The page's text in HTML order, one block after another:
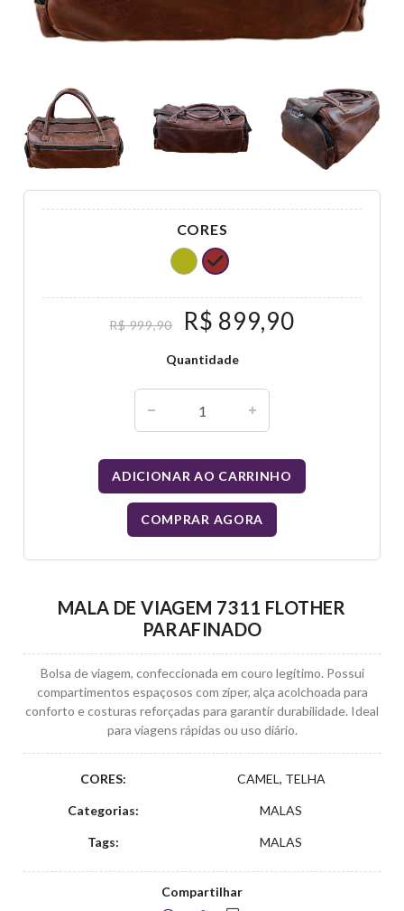
CORES
R$ 999,90 R$ 899,90
Quantidade
ADICIONAR AO CARRINHO
COMPRAR AGORA
MALA DE VIAGEM 7311 FLOTHER
PARAFINADO
Bolsa de viagem, confeccionada em couro legítimo. Possui
compartimentos espaçosos com zíper, alça acolchoada para
conforto e costuras reforçadas para garantir durabilidade. Ideal
para viagens rápidas ou uso diário.
CORES: CAMEL, TELHA
Categorias: MALAS
Tags: MALAS
Compartilhar